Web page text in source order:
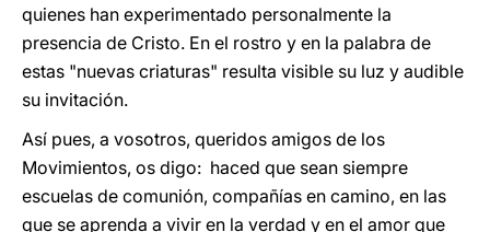
quienes han experimentado personalmente la
presencia de Cristo. En el rostro y en la palabra de
estas "nuevas criaturas" resulta visible su luz y audible
su invitación.
Así pues, a vosotros, queridos amigos de los
Movimientos, os digo: haced que sean siempre
escuelas de comunión, compañías en camino, en las
que se aprenda a vivir en la verdad y en el amor que